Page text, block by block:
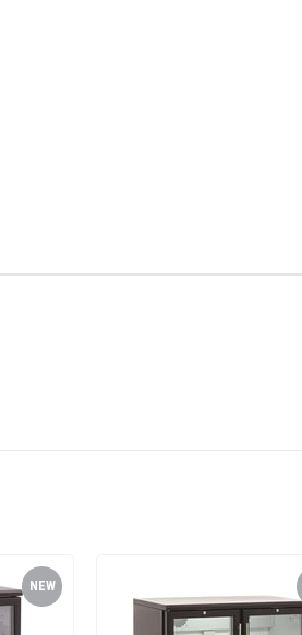
NEW